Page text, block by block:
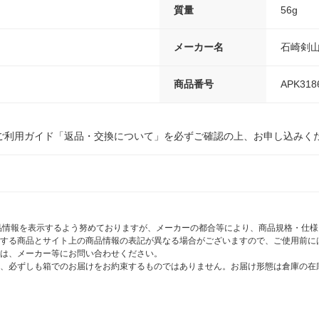
質量 56g
メーカー名 石崎剣
商品番号
利用ガイド「返品・交換について」を必ずご確認の上、お申し込みく
報を表示するよう努めておりますが、メーカーの都合等により、商品規格・仕
る商品とサイト上の商品情報の表記が異なる場合がございますので、ご使用前
、メーカー等にお問い合わせください。
必ずしも箱でのお届けをお約束するものではありません。お届け形態は倉庫の